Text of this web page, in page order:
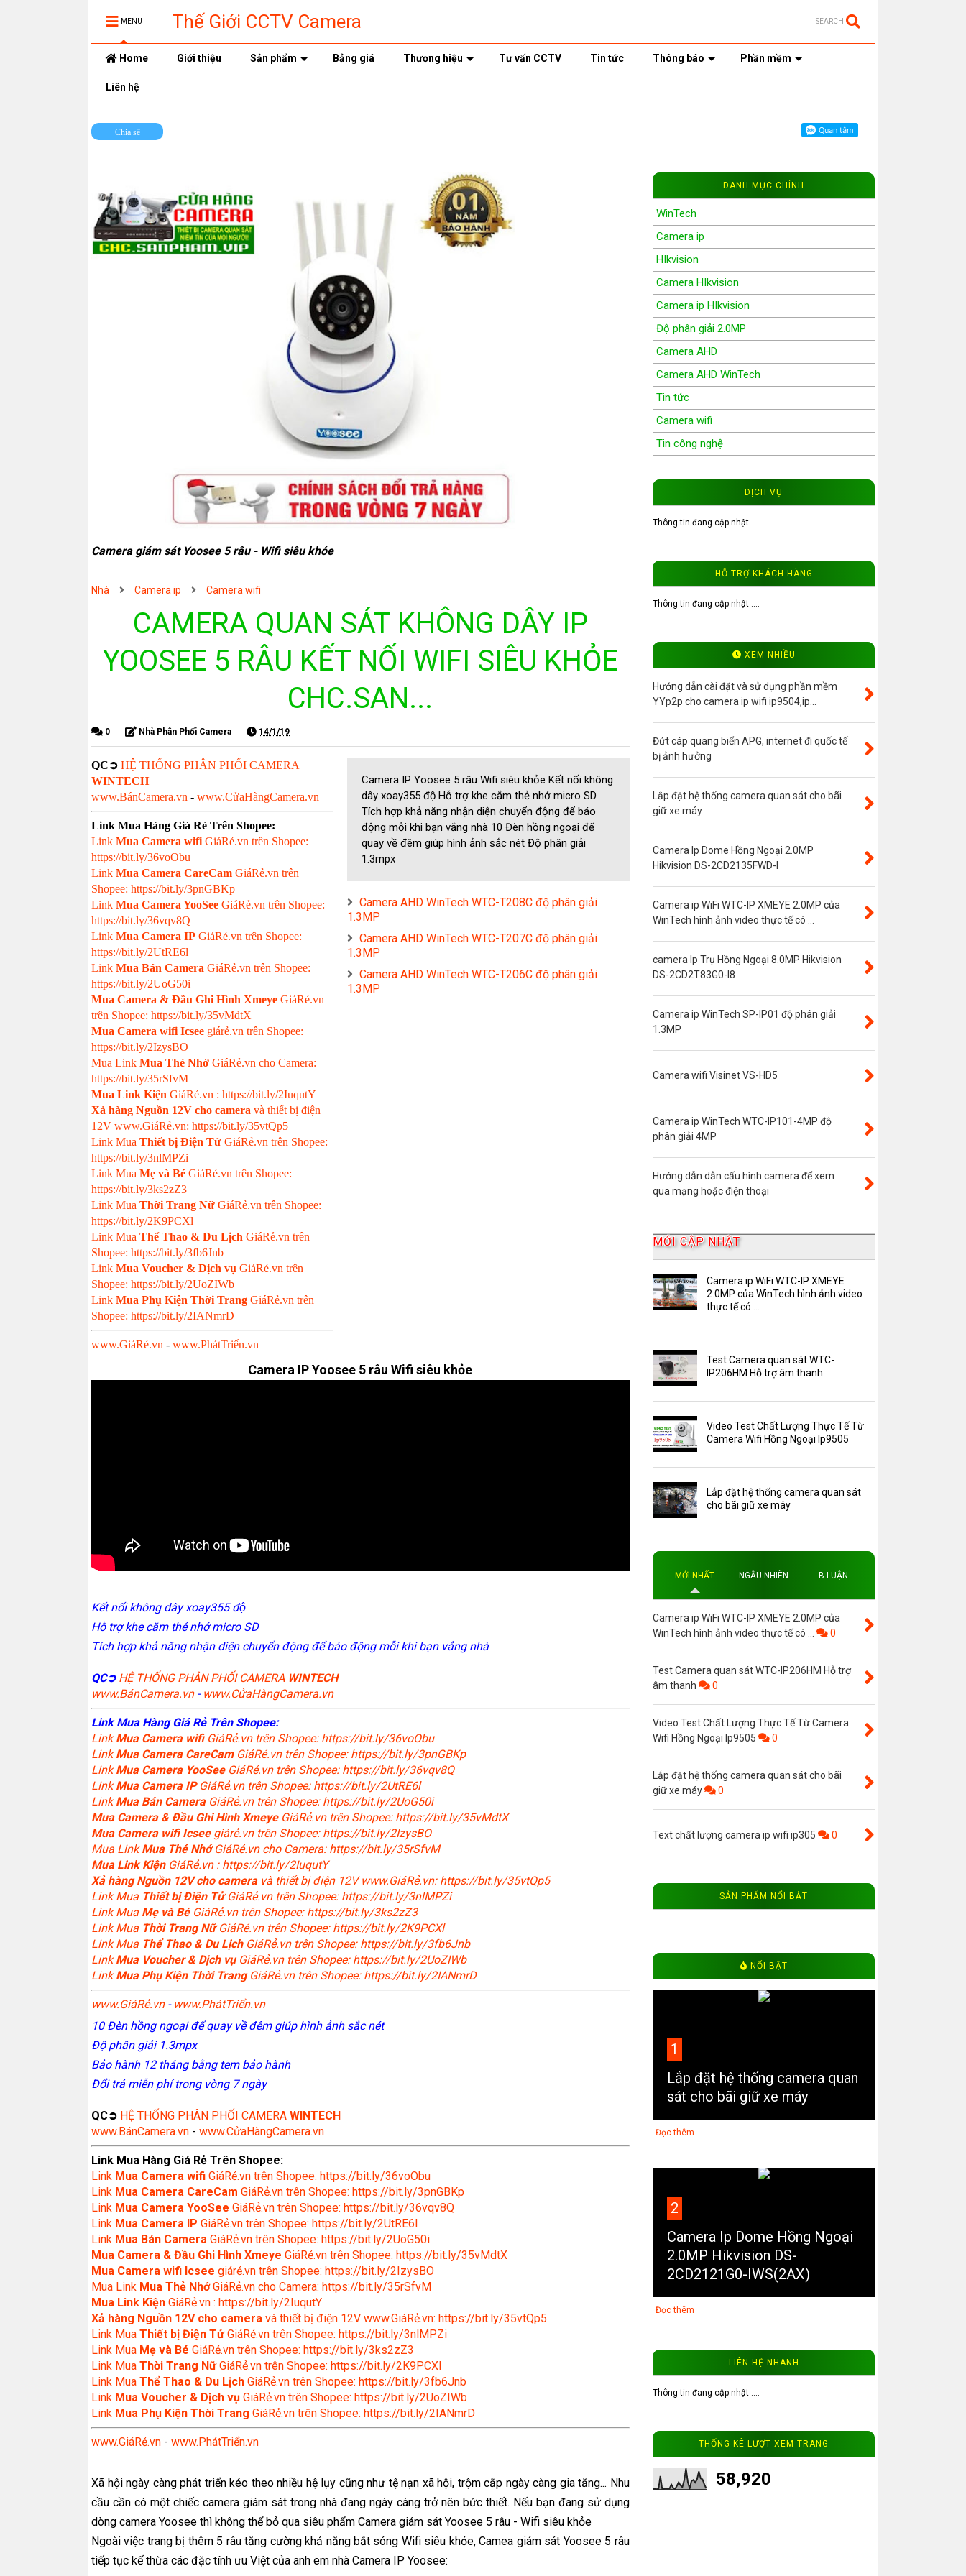
MENU Thế Giới CCTV Camera SEARCH
Home Giới thiệu Sản phẩm Bảng giá Thương hiệu Tư vấn CCTV Tin tức Thông báo Phần mềm
Liên hệ
Chia sẽ
Camera giám sát Yoosee 5 râu - Wifi siêu khỏe
Nhà Camera ip Camera wifi
CAMERA QUAN SÁT KHÔNG DÂY IP
YOOSEE 5 RÂU KẾT NỐI WIFI SIÊU KHỎE
CHC.SAN...
0 Nhà Phân Phối Camera 14/1/19
QC➲ HỆ THỐNG PHÂN PHỐI CAMERA
WINTECH
www.BánCamera.vn - www.CửaHàngCamera.vn
Link Mua Hàng Giá Rẻ Trên Shopee:
Link Mua Camera wifiGiáRẻ.vn trên Shopee:
https://bit.ly/36voObu
Link Mua Camera CareCam GiáRẻ.vn trên
Shopee: https://bit.ly/3pnGBKp
Link Mua Camera YooSee GiáRẻ.vn trên Shopee:
https://bit.ly/36vqv8Q
Link Mua Camera IP GiáRẻ.vn trên Shopee:
https://bit.ly/2UtRE6l
Link Mua Bán Camera GiáRẻ.vn trên Shopee:
https://bit.ly/2UoG50i
Mua Camera & Đầu Ghi Hình Xmeye GiáRẻ.vn
trên Shopee: https://bit.ly/35vMdtX
Mua Camera wifi Icsee giárẻ.vn trên Shopee:
https://bit.ly/2IzysBO
Mua Link Mua Thẻ Nhớ GiáRẻ.vn cho Camera:
https://bit.ly/35rSfvM
Mua Link Kiện GiáRẻ.vn : https://bit.ly/2IuqutY
Xả hàng Nguồn 12V cho camera và thiết bị điện
12V www.GiáRẻ.vn: https://bit.ly/35vtQp5
Link Mua Thiết bị Điện Tử GiáRẻ.vn trên Shopee:
https://bit.ly/3nlMPZi
Link Mua Mẹ và Bé GiáRẻ.vn trên Shopee:
https://bit.ly/3ks2zZ3
Link Mua Thời Trang Nữ GiáRẻ.vn trên Shopee:
https://bit.ly/2K9PCXl
Link Mua Thể Thao & Du Lịch GiáRẻ.vn trên
Shopee: https://bit.ly/3fb6Jnb
Link Mua Voucher & Dịch vụ GiáRẻ.vn trên
Shopee: https://bit.ly/2UoZIWb
Link Mua Phụ Kiện Thời Trang GiáRẻ.vn trên
Shopee: https://bit.ly/2IANmrD
www.GiáRẻ.vn - www.PhátTriển.vn
Camera IP Yoosee 5 râu Wifi siêu khỏe Kết nối không
dây xoay355 độ Hỗ trợ khe cắm thẻ nhớ micro SD
Tích hợp khả năng nhận diện chuyển động để báo
động mỗi khi bạn vắng nhà 10 Đèn hồng ngoại để
quay về đêm giúp hình ảnh sắc nét Độ phân giải
1.3mpx
Camera AHD WinTech WTC-T208C độ phân giải
1.3MP
Camera AHD WinTech WTC-T207C độ phân giải
1.3MP
Camera AHD WinTech WTC-T206C độ phân giải
1.3MP
Camera IP Yoosee 5 râu Wifi siêu khỏe
Kết nối không dây xoay355 độ
Hỗ trợ khe cắm thẻ nhớ micro SD
Tích hợp khả năng nhận diện chuyển động để báo động mỗi khi bạn vắng nhà
QC➲ HỆ THỐNG PHÂN PHỐI CAMERA WINTECH
www.BánCamera.vn- www.CửaHàngCamera.vn
Link Mua Hàng Giá Rẻ Trên Shopee:
LinkMua Camera wifi GiáRẻ.vn trên Shopee: https://bit.ly/36voObu
LinkMua Camera CareCamGiáRẻ.vn trên Shopee: https://bit.ly/3pnGBKp
LinkMua Camera YooSeeGiáRẻ.vn trên Shopee: https://bit.ly/36vqv8Q
LinkMua Camera IPGiáRẻ.vn trên Shopee: https://bit.ly/2UtRE6l
LinkMua Bán Camera GiáRẻ.vn trên Shopee: https://bit.ly/2UoG50i
Mua Camera & Đầu Ghi Hình Xmeye GiáRẻ.vn trên Shopee: https://bit.ly/35vMdtX
Mua Camera wifi Icseegiárẻ.vn trên Shopee: https://bit.ly/2IzysBO
Mua LinkMua Thẻ NhớGiáRẻ.vn cho Camera: https://bit.ly/35rSfvM
Mua Link Kiện GiáRẻ.vn : https://bit.ly/2IuqutY
Xả hàng Nguồn 12V cho camera và thiết bị điện 12V www.GiáRẻ.vn: https://bit.ly/35vtQp5
Link Mua Thiết bị Điện TửGiáRẻ.vn trên Shopee: https://bit.ly/3nlMPZi
Link Mua Mẹ và BéGiáRẻ.vn trên Shopee: https://bit.ly/3ks2zZ3
Link Mua Thời Trang NữGiáRẻ.vn trên Shopee: https://bit.ly/2K9PCXl
Link Mua Thể Thao & Du LịchGiáRẻ.vn trên Shopee: https://bit.ly/3fb6Jnb
LinkMua Voucher & Dịch vụGiáRẻ.vn trên Shopee: https://bit.ly/2UoZIWb
LinkMua Phụ Kiện Thời Trang GiáRẻ.vn trên Shopee: https://bit.ly/2IANmrD
www.GiáRẻ.vn- www.PhátTriển.vn
10 Đèn hồng ngoại để quay về đêm giúp hình ảnh sắc nét
Độ phân giải 1.3mpx
Bảo hành 12 tháng bằng tem bảo hành
Đổi trả miễn phí trong vòng 7 ngày
QC➲ HỆ THỐNG PHÂN PHỐI CAMERA WINTECH
www.BánCamera.vn - www.CửaHàngCamera.vn
Link Mua Hàng Giá Rẻ Trên Shopee:
Link Mua Camera wifi GiáRẻ.vn trên Shopee: https://bit.ly/36voObu
Link Mua Camera CareCam GiáRẻ.vn trên Shopee: https://bit.ly/3pnGBKp
Link Mua Camera YooSee GiáRẻ.vn trên Shopee: https://bit.ly/36vqv8Q
Link Mua Camera IP GiáRẻ.vn trên Shopee: https://bit.ly/2UtRE6l
Link Mua Bán Camera GiáRẻ.vn trên Shopee: https://bit.ly/2UoG50i
Mua Camera & Đầu Ghi Hình Xmeye GiáRẻ.vn trên Shopee: https://bit.ly/35vMdtX
Mua Camera wifi Icsee giárẻ.vn trên Shopee: https://bit.ly/2IzysBO
Mua Link Mua Thẻ NhớGiáRẻ.vn cho Camera: https://bit.ly/35rSfvM
Mua Link Kiện GiáRẻ.vn : https://bit.ly/2IuqutY
Xả hàng Nguồn 12V cho camera và thiết bị điện 12V www.GiáRẻ.vn: https://bit.ly/35vtQp5
Link Mua Thiết bị Điện TửGiáRẻ.vn trên Shopee: https://bit.ly/3nlMPZi
Link Mua Mẹ và Bé GiáRẻ.vn trên Shopee: https://bit.ly/3ks2zZ3
Link Mua Thời Trang NữGiáRẻ.vn trên Shopee: https://bit.ly/2K9PCXl
Link Mua Thể Thao & Du Lịch GiáRẻ.vn trên Shopee: https://bit.ly/3fb6Jnb
Link Mua Voucher & Dịch vụ GiáRẻ.vn trên Shopee: https://bit.ly/2UoZIWb
Link Mua Phụ Kiện Thời Trang GiáRẻ.vn trên Shopee: https://bit.ly/2IANmrD
www.GiáRẻ.vn - www.PhátTriển.vn
Xã hội ngày càng phát triển kéo theo nhiều hệ lụy cũng như tệ nạn xã hội, trộm cắp ngày càng gia tăng... Nhu
cầu cần có một chiếc camera giám sát trong nhà đang ngày càng trở nên bức thiết. Nếu bạn đang sử dụng
dòng camera Yoosee thì không thể bỏ qua siêu phẩm Camera giám sát Yoosee 5 râu - Wifi siêu khỏe
Ngoài việc trang bị thêm 5 râu tăng cường khả năng bắt sóng Wifi siêu khỏe, Camea giám sát Yoosee 5 râu
tiếp tục kế thừa các đặc tính ưu Việt của anh em nhà Camera IP Yoosee:
DANH MỤC CHÍNH
WinTech
Camera ip
HIkvision
Camera HIkvision
Camera ip HIkvision
Độ phân giải 2.0MP
Camera AHD
Camera AHD WinTech
Tin tức
Camera wifi
Tin công nghệ
Camera Wifi WinTech
Đầu ghi hình camera
Đầu ghi camera WinTech
Độ phân giải 4.0MP
Máy bộ đàm
Bảng giá
Phụ kiện camera
Visinet
Độ phân giải 5.0MP
Camera CVI
Thẻ nhớ
Độ phân giải 3.0MP
Camera ngụy trang
Năng lượng mặt trời
Đầu ghi camera 4 kênh
Đầu ghi camera 8 kênh
Đầu ghi camera ip
Camera 360
Camera Yoosee
YooSee
Bảng Báo Giá AKwell
Bộ Camera Quan sát
Camera Zoom
Pin Sạc dự phòng AKwell
Thông báo
Thẻ nhớ 32GB
Thẻ nhớ 64GB
Thủ thuật
Độ phân giải 4MP
DỊCH VỤ
Thông tin đang cập nhật ....
HỖ TRỢ KHÁCH HÀNG
Thông tin đang cập nhật ....
XEM NHIỀU
Hướng dẫn cài đặt và sử dụng phần mềm
YYp2p cho camera ip wifi ip9504,ip...
Đứt cáp quang biển APG, internet đi quốc tế
bị ảnh hưởng
Lắp đặt hệ thống camera quan sát cho bãi
giữ xe máy
Camera Ip Dome Hồng Ngoại 2.0MP
Hikvision DS-2CD2135FWD-I
Camera ip WiFi WTC-IP XMEYE 2.0MP của
WinTech hình ảnh video thực tế có ...
camera Ip Trụ Hồng Ngoại 8.0MP Hikvision
DS-2CD2T83G0-I8
Camera ip WinTech SP-IP01 độ phân giải
1.3MP
Camera wifi Visinet VS-HD5
Camera ip WinTech WTC-IP101-4MP độ
phân giải 4MP
Hướng dẫn dẫn cấu hình camera để xem
qua mạng hoặc điện thoại
MỚI CẬP NHẬT
Camera ip WiFi WTC-IP XMEYE
2.0MP của WinTech hình ảnh video
thực tế có ...
Test Camera quan sát WTC-
IP206HM Hỗ trợ âm thanh
Video Test Chất Lượng Thực Tế Từ
Camera Wifi Hồng Ngoại Ip9505
Lắp đặt hệ thống camera quan sát
cho bãi giữ xe máy
MỚI NHẤT NGẪU NHIÊN B.LUẬN
Camera ip WiFi WTC-IP XMEYE 2.0MP của
WinTech hình ảnh video thực tế có ...
0
Test Camera quan sát WTC-IP206HM Hỗ trợ
âm thanh
0
Video Test Chất Lượng Thực Tế Từ Camera
Wifi Hồng Ngoại Ip9505
0
Lắp đặt hệ thống camera quan sát cho bãi
giữ xe máy
0
Text chất lượng camera ip wifi ip305 0
SẢN PHẨM NỔI BẬT
NỔI BẬT
1
Lắp đặt hệ thống camera quan
sát cho bãi giữ xe máy
Đọc thêm
2
Camera Ip Dome Hồng Ngoại
2.0MP Hikvision DS-
2CD2121G0-IWS(2AX)
Đọc thêm
Video thực tế từ camera ip
202Q WinTech.vip
Đọc thêm
LIÊN HỆ NHANH
Thông tin đang cập nhật ....
THỐNG KÊ LƯỢT XEM TRANG
58,920